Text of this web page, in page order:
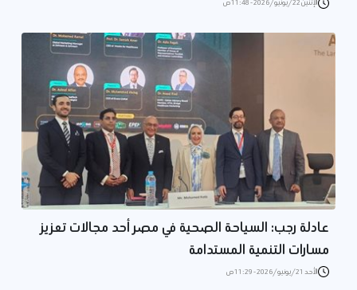
عادلة رجب: السياحة الصحية في مصر أحد مجالات تعزيز
مسارات التنمية المستدامة
الأحد 21/يونيو/2026 - 11:29 ص